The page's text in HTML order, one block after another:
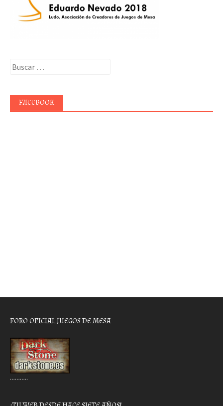
Buscar:
FACEBOOK
FORO OFICIAL JUEGOS DE MESA
………..